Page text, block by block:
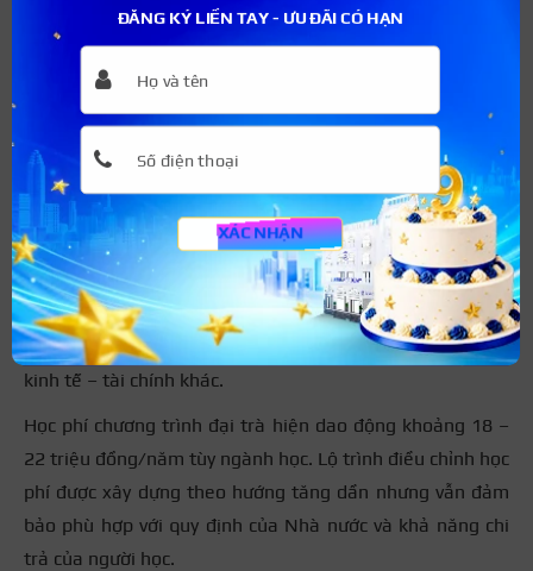
Trực thuộc Ngân hàng Nhà nước Việt Nam, Đại học Ngân
hàng TPHCM là một trong những trường đào tạo tài
truyền thống như Tài chính – Ngân hàng, Kế toán và
Kiểm toán, trường còn phát triển mạnh các ngành mới
như Fintech, Kinh doanh quốc tế, Thương mại điện tử và
Phân tích dữ liệu trong kinh doanh.
Nhờ nhận được sự hỗ trợ từ cơ quan chủ quản và nguồn
lực Nhà nước, mức học phí của trường vẫn được đánh giá
khá cạnh tranh so với nhiều trường đào tạo khối ngành
kinh tế – tài chính khác.
Học phí chương trình đại trà hiện dao động khoảng 18 –
22 triệu đồng/năm tùy ngành học. Lộ trình điều chỉnh học
phí được xây dựng theo hướng tăng dần nhưng vẫn đảm
bảo phù hợp với quy định của Nhà nước và khả năng chi
trả của người học.
ĐĂNG KÝ LIỀN TAY - ƯU ĐÃI CÓ HẠN
XÁC NHẬN